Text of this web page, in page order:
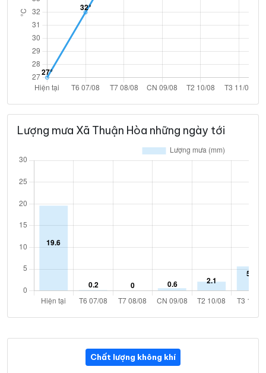
Lượng mưa Xã Thuận Hòa những ngày tới
Chất lượng không khí